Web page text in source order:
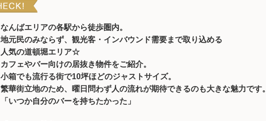
なんばエリアの各駅から徒歩圏内。
地元民のみならず、観光客・インバウンド需要まで取り込める
人気の道頓堀エリア☆
カフェやバー向けの居抜き物件をご紹介。
小箱でも流行る街で10坪ほどのジャストサイズ。
繁華街立地のため、曜日問わず人の流れが期待できるのも大きな魅力です。
「いつか自分のバーを持ちたかった」